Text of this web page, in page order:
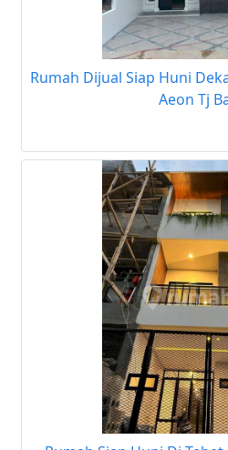
Rumah Dijual Siap Huni
Aeon Tj